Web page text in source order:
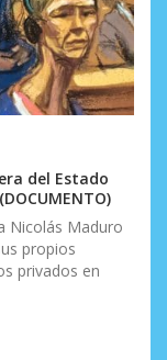
del Estado
Nicolás Maduro
propios
privados en